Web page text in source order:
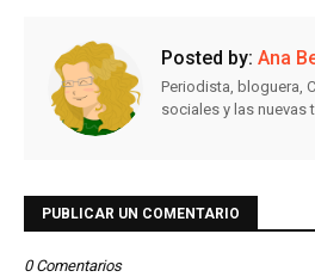
Posted by: Ana
Periodista, bloguera,
sociales y las nuevas
PUBLICAR UN COMENTARIO
0 Comentarios